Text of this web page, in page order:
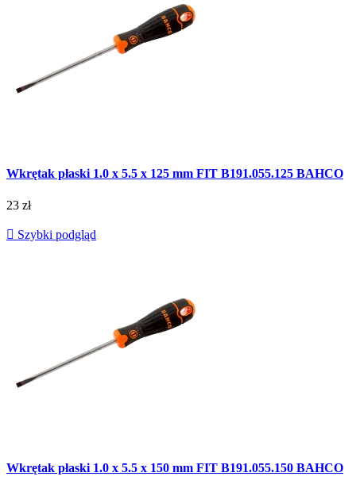
Wkrętak płaski 1.0 x 5.5 x 125 mm FIT B191.055.125 BAHCO
23 zł
 Szybki podgląd
Wkrętak płaski 1.0 x 5.5 x 150 mm FIT B191.055.150 BAHCO